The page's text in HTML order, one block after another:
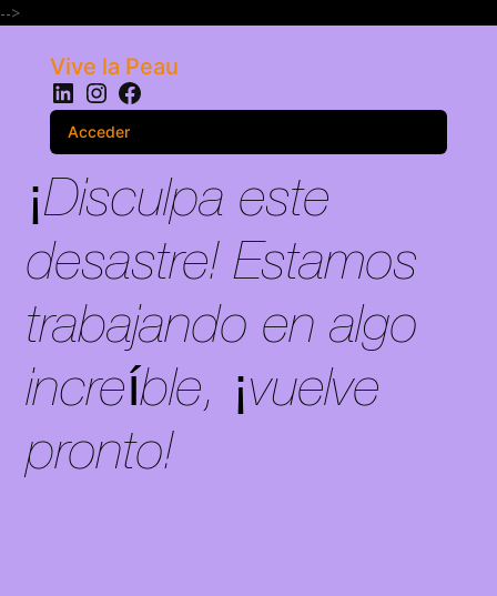
-->
Vive la Peau
LinkedIn
Instagram
Facebook
Acceder
¡Disculpa este
desastre! Estamos
trabajando en algo
increíble, ¡vuelve
pronto!